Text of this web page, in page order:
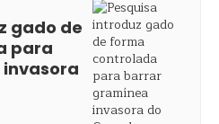
gado de
para